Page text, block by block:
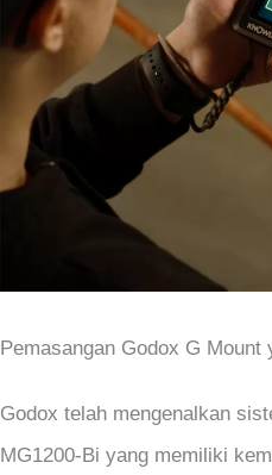
Pemasangan Godox G Mount
Godox telah mengenalkan
MG1200-Bi yang memiliki